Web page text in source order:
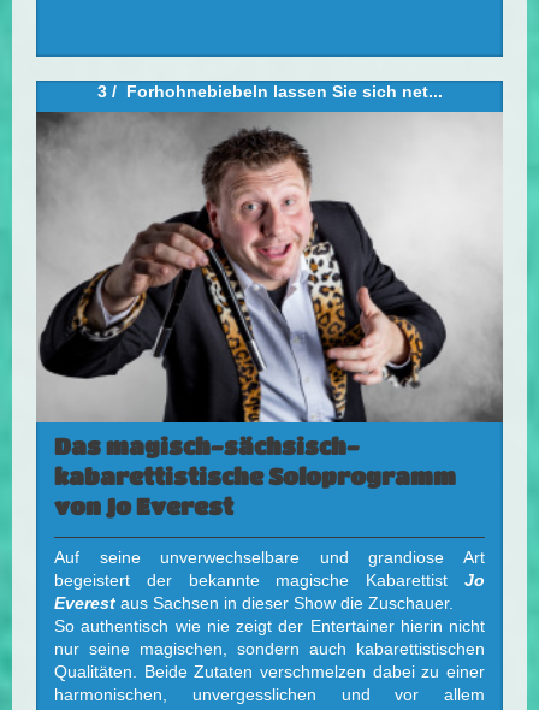
3 / Forhohnebiebeln lassen Sie sich net...
Das magisch-sächsisch-
kabarettistische Soloprogramm
von Jo Everest
Auf seine unverwechselbare und grandiose Art
begeistert der bekannte magische Kabarettist Jo
Everest aus Sachsen in dieser Show die Zuschauer.
So authentisch wie nie zeigt der Entertainer hierin nicht
nur seine magischen, sondern auch kabarettistischen
Qualitäten. Beide Zutaten verschmelzen dabei zu einer
harmonischen, unvergesslichen und vor allem